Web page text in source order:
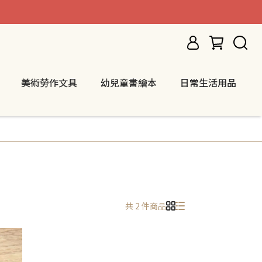
美術勞作文具 幼兒童書繪本 日常生活用品
共 2 件商品